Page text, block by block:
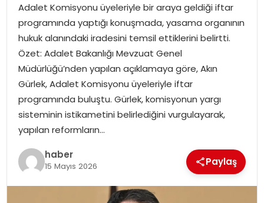
EKONOMI
MAGAZIN
DÜNYA
OTOMOBIL
Adalet Komisyonu üyeleriyle bir araya geldiği iftar
programında yaptığı konuşmada, yasama organının
hukuk alanındaki iradesini temsil ettiklerini belirtti.
Özet: Adalet Bakanlığı Mevzuat Genel
Müdürlüğü’nden yapılan açıklamaya göre, Akın
Gürlek, Adalet Komisyonu üyeleriyle iftar
programında buluştu. Gürlek, komisyonun yargı
sisteminin istikametini belirlediğini vurgulayarak,
yapılan reformların…
haber
15 Mayıs 2026 Paylaş